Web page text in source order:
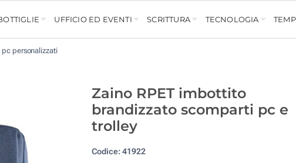
UFFICIO ED EVENTI SCRITTURA TECNOLOGIA
personalizzati
Zaino RPET imbottito
brandizzato scomparti pc e
trolley
Codice: 41922